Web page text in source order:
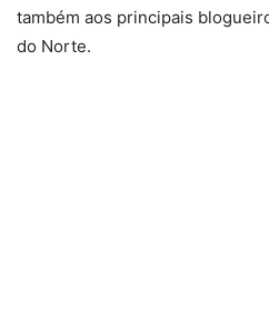
também aos principais
do Norte.